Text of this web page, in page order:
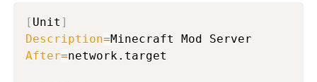
[ Unit ]
Description=
After=network.target